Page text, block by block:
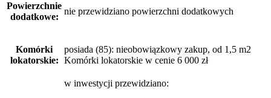
Powierzchnie
dodatkowe:
nie przewidziano powierzchni dodatkowych
Komórki
lokatorskie:
posiada (85): nieobowiązkowy zakup, od 1,5 m2
Komórki lokatorskie w cenie 6 000 zł
w inwestycji przewidziano: